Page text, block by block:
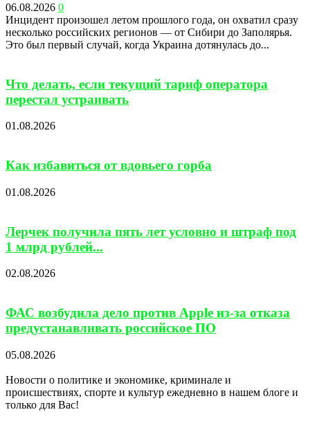
06.08.2026 0
Инцидент произошел летом прошлого года, он охватил сразу
несколько российских регионов — от Сибири до Заполярья.
Это был первый случай, когда Украина дотянулась до...
Что делать, если текущий тариф оператора
перестал устраивать
01.08.2026
Как избавиться от вдовьего горба
01.08.2026
Лерчек получила пять лет условно и штраф под
1 млрд рублей...
02.08.2026
ФАС возбудила дело против Apple из-за отказа
предустанавливать российское ПО
05.08.2026
Новости о политике и экономике, криминале и
происшествиях, спорте и культур ежедневно в нашем блоге и
только для Вас!